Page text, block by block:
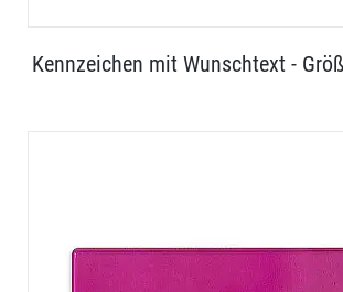
Kennzeichen mit Wunschtext -